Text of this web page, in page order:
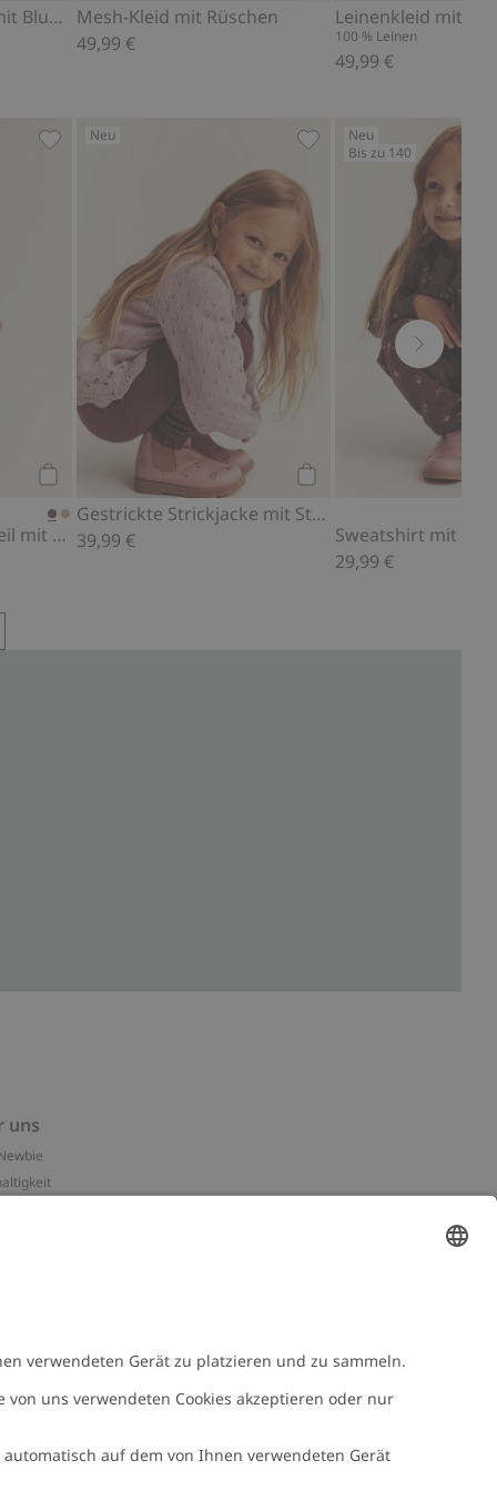
Kurzärmeliges Kleid mit Blumenmuster
Mesh-Kleid mit Rüschen
49,99 €
Leinenkleid mit
100 % Leinen
49,99 €
Zu Favoriten hinzufügen
Langärmeliges Oberteil mit Rüsche
Langärmeliges Oberteil mit Rüsche, Zu Favoriten
Neu
Gestrickte Strickjacke mit Stickerei
39,99 €
Gestrickte Strickjacke
Neu
Bis zu 140
Sweatshirt mit
29,99 €
uns